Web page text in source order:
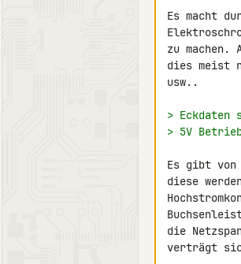
Es macht
zu
dies meist
usw..
> Eckdaten
> 5V
Es gibt von
diese
die
verträgt